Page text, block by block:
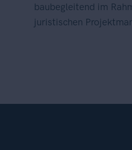
baubegleitend im
juristischen